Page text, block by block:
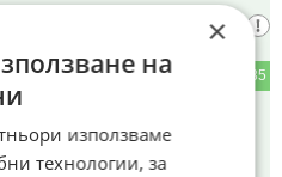
135
в Украйна/я
и сега са го ударили на
×
на
използваме
технологии, за